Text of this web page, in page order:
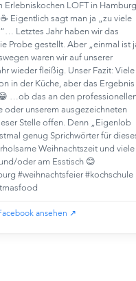
LOFT in
Eigentlich sagt man ja „zu viele
Letztes Jahr haben wir das
Probe gestellt. Aber „einmal ist
waren wir auf unserer
wieder fleißig. Unser Fazit: Viele
in der Küche, aber das Ergebnis
…ob das an den
oder unserem ausgezeichneten
Stelle offen. Denn „Eigenlob
genug Sprichwörter für
Weihnachtszeit und viele
oder am Esstisch 😊
#weihnachtsfeier #kochschule
ansehen ↗